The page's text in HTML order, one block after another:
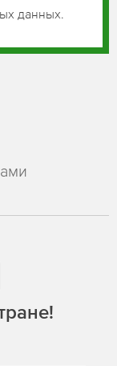
данных.